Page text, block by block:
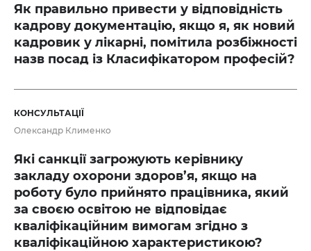
Як правильно привести у відповідність
кадрову документацію, якщо я, як новий
кадровик у лікарні, помітила розбіжності
назв посад із Класифікатором професій?
КОНСУЛЬТАЦІЇ
Олександр Клименко
Які санкції загрожують керівнику
закладу охорони здоров’я, якщо на
роботу було прийнято працівника, який
за своєю освітою не відповідає
кваліфікаційним вимогам згідно з
кваліфікаційною характеристикою?